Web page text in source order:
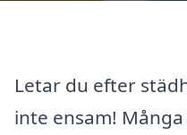
Letar du efter
inte ensam!